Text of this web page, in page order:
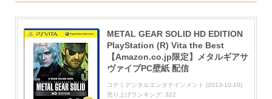
METAL GEAR SOLID HD EDITION
PlayStation (R) Vita the Best
【Amazon.co.jp限定】メタルギアサ
ヴァイブPC壁紙 配信
コナミデジタルエンタテインメント (2013-10-10)
売り上げランキング: 322